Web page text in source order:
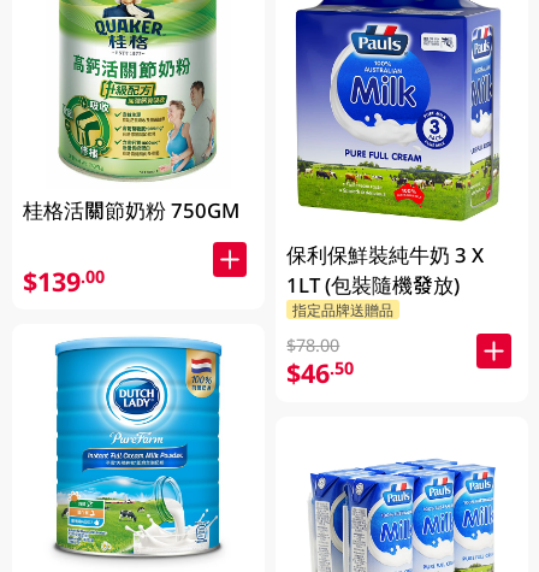
桂格活關節奶粉 750GM
$139.00
保利保鮮裝純牛奶 3 X
1LT (包裝隨機發放)
指定品牌送贈品
$78.00
$46.50